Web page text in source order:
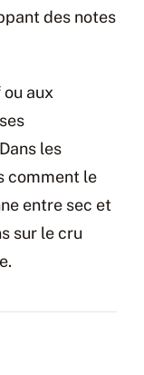
des notes
aux
les
comment le
entre sec et
sur le cru